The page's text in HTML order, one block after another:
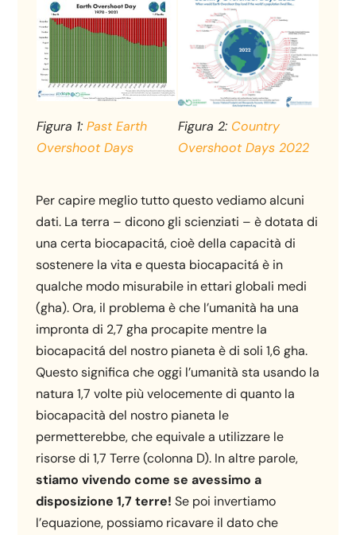
Figura 1:Past Earth
Overshoot Days
Figura 2: Country
Overshoot Days 2022
Per capire meglio tutto questo vediamo alcuni
dati. La terra – dicono gli scienziati – è dotata di
una certa biocapacitá, cioè della capacità di
sostenere la vita e questa biocapacitá è in
qualche modo misurabile in ettari globali medi
(gha). Ora, il problema è che l’umanità ha una
impronta di 2,7 gha procapite mentre la
biocapacitá del nostro pianeta è di soli 1,6 gha.
Questo significa che oggi l’umanità sta usando la
natura 1,7 volte più velocemente di quanto la
biocapacità del nostro pianeta le
permetterebbe, che equivale a utilizzare le
risorse di 1,7 Terre (colonna D). In altre parole,
stiamo vivendo come se avessimo a
disposizione 1,7 terre! Se poi invertiamo
l’equazione, possiamo ricavare il dato che